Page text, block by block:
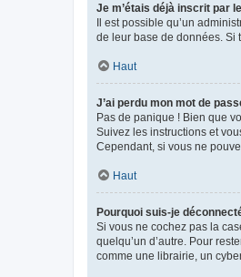
Je m’étais déjà inscrit par
Il est possible qu’un
de leur base de données. Si
Haut
J’ai perdu mon mot de
Pas de panique ! Bien que
Suivez les instructions et
Cependant, si vous ne
Haut
Pourquoi suis-je
Si vous ne cochez pas la
quelqu’un d’autre. Pour
comme une librairie, un